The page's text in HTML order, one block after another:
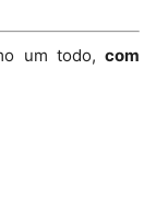
um todo, com